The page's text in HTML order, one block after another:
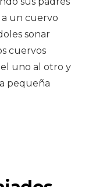
a un cuervo
sonar
cuervos
uno al otro y
pequeña